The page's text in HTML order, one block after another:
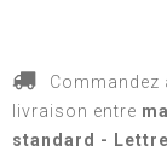
Commandez
livraison entre
standard -